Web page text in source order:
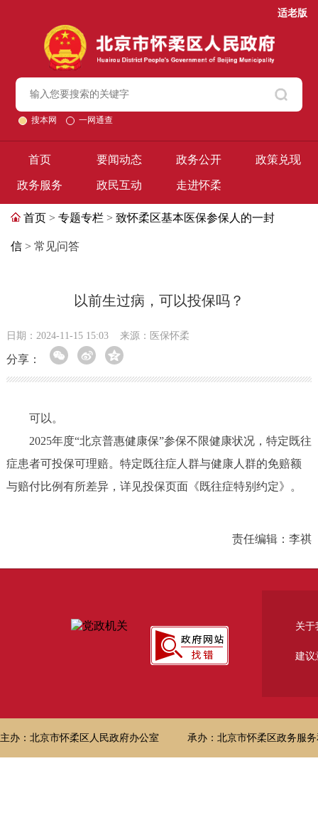
适老版
搜本网 一网通查
首页 要闻动态 政务公开 政策兑现
政务服务 政民互动 走进怀柔
首页 > 专题专栏 > 致怀柔区基本医保参保人的一封
信 > 常见问答
以前生过病，可以投保吗？
日期：2024-11-15 15:03 来源：医保怀柔
分享：
可以。
2025年度“北京普惠健康保”参保不限健康状况，特定既往
症患者可投保可理赔。特定既往症人群与健康人群的免赔额
与赔付比例有所差异，详见投保页面《既往症特别约定》。
责任编辑：李祺
关于
建议
主办：北京市怀柔区人民政府办公室 承办：北京市怀柔区政务服